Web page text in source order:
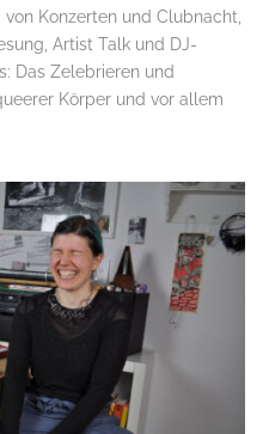
Konzerten und Clubnacht,
Artist Talk und DJ-
Das Zelebrieren und
Körper und vor allem